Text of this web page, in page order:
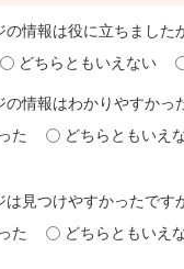
の情報は役に立ちました
どちらともいえない
の情報はわかりやすかっ
た
どちらともいえ
は見つけやすかったです
た
どちらともいえ